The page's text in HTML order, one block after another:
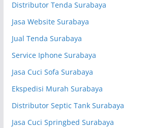
Distributor Tenda Surabaya
Jasa Website Surabaya
Jual Tenda Surabaya
Service Iphone Surabaya
Jasa Cuci Sofa Surabaya
Ekspedisi Murah Surabaya
Distributor Septic Tank Surabaya
Jasa Cuci Springbed Surabaya